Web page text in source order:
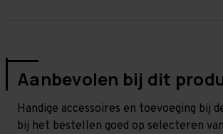
Aanbevolen bij dit
Handige accessoires en toevoeging bij
bij het bestellen goed op selecteren